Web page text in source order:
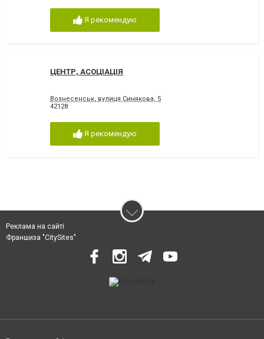
Я рекомендую
ЦЕНТР, АСОЦІАЦІЯ
Вознесенськ, вулиця Синякова, 5
42128
Я рекомендую
Реклама на сайті
Франшиза "CitySites"